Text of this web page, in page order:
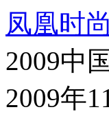
凤凰时尚
2009中
2009年